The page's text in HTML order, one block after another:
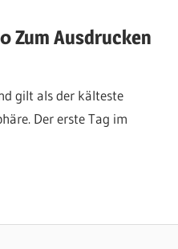
Zum Ausdrucken
gilt als der kälteste
Der erste Tag im